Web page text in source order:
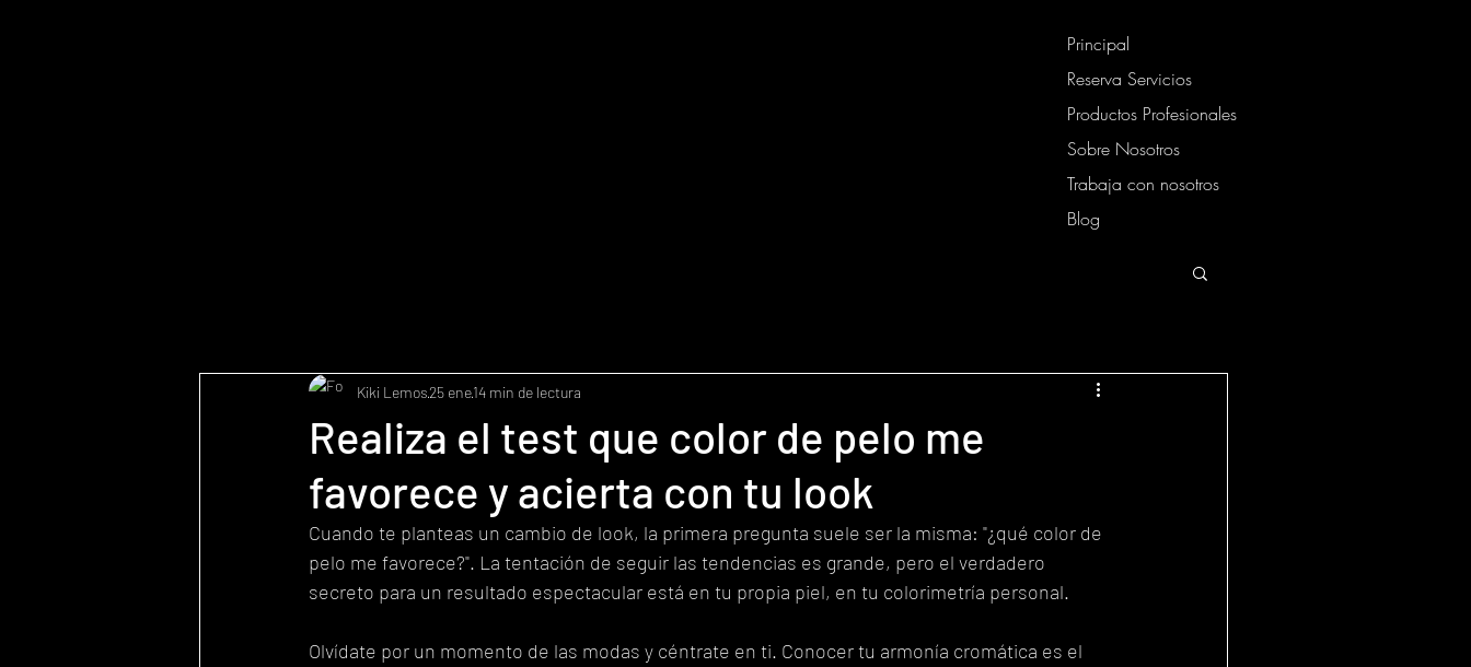
Principal
Reserva Servicios
Productos Profesionales
Sobre Nosotros
Trabaja con nosotros
Blog
Realiza el test que color de pelo me
favorece y acierta con tu look
Kiki Lemos25 ene14 min de lectura
Cuando te planteas un cambio de look, la primera pregunta suele ser la misma: "¿qué color de
pelo me favorece?". La tentación de seguir las tendencias es grande, pero el verdadero
secreto para un resultado espectacular está en tu propia piel, en tu colorimetría personal.
Olvídate por un momento de las modas y céntrate en ti. Conocer tu armonía cromática es el